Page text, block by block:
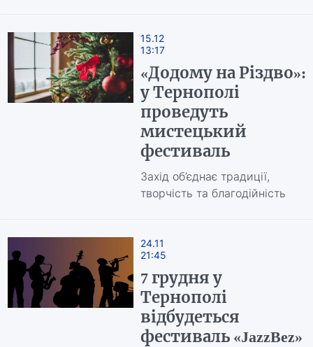
15.12
13:17
«Додому на Різдво»:
у Тернополі
проведуть
мистецький
фестиваль
Захід об’єднає традиції,
творчість та благодійність
24.11
21:45
7 грудня у
Тернополі
відбудеться
фестиваль «JazzBez»